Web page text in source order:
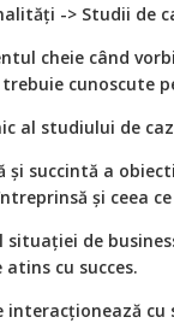
-> Studii de
cheie când
trebuie cunoscute
al studiului de
și succintă a
și ceea
situației de
cu succes.
interacționează